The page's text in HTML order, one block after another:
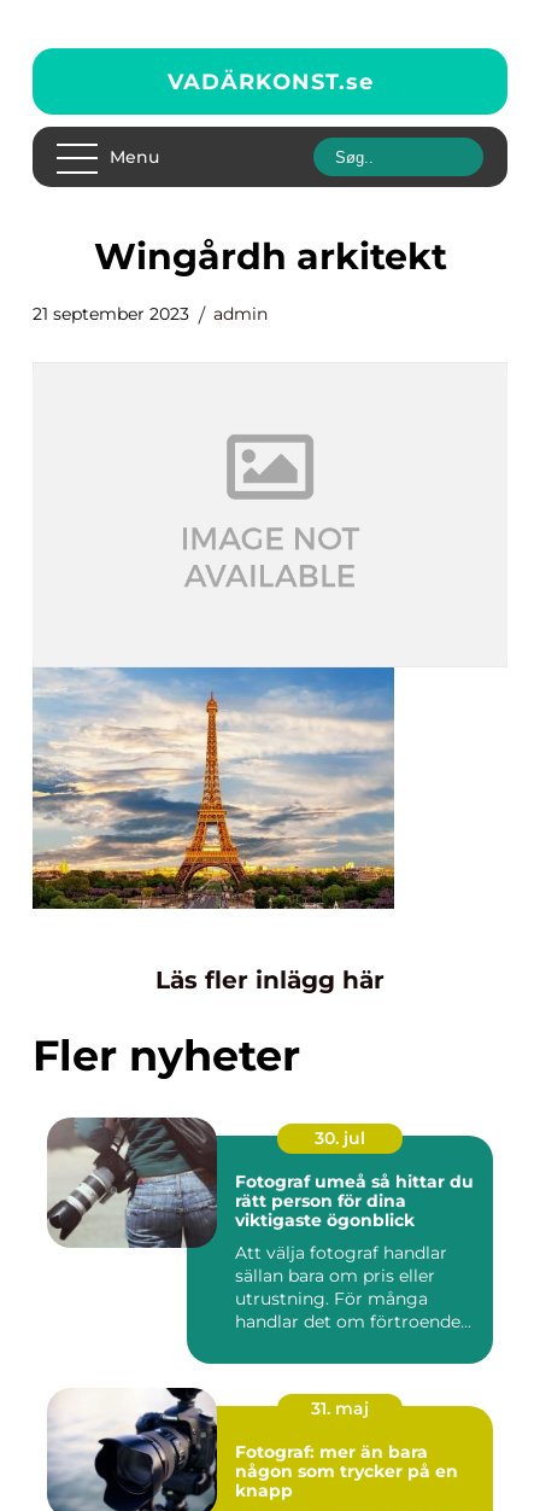
VADÄRKONST.se
Menu
wingårdh arkitekt
21 september 2023 admin
Läs fler inlägg här
Fler nyheter
30. jul
Fotograf umeå så hittar du
rätt person för dina
viktigaste ögonblick
Att välja fotograf handlar
sällan bara om pris eller
utrustning. För många
handlar det om förtroende...
31. maj
Fotograf: mer än bara
någon som trycker på en
knapp